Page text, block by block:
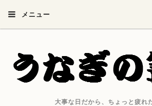
メニュー
大事な日だから、ちょっと疲れ